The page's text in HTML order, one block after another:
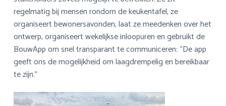
regelmatig bij mensen rondom de keukentafel, ze
organiseert bewonersavonden, laat ze meedenken over het
ontwerp, organiseert wekelijkse inloopuren en gebruikt de
BouwApp om snel transparant te communiceren: “De app
geeft ons de mogelijkheid om laagdrempelig en bereikbaar
te zijn.”